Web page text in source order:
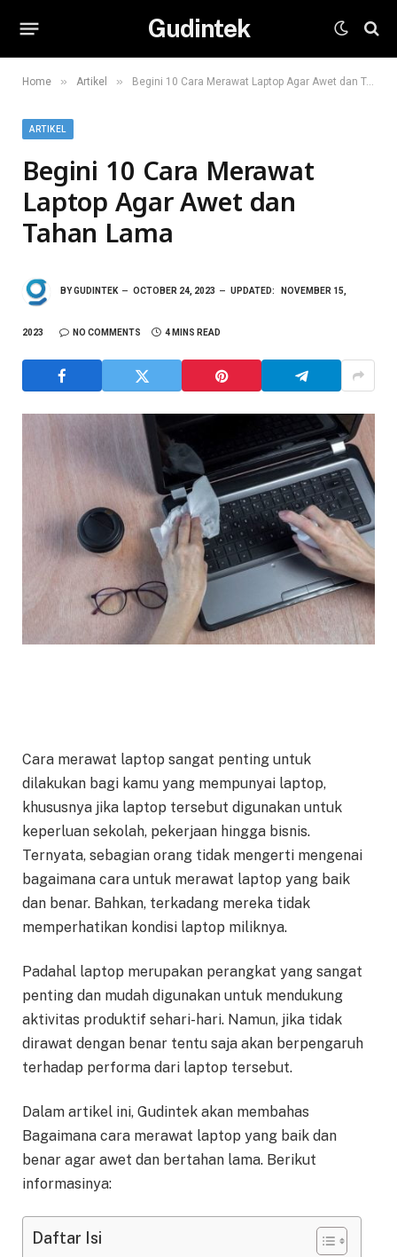
Gudintek
Home » Artikel » Begini 10 Cara Merawat Laptop Agar Awet dan Tahan Lama
ARTIKEL
Begini 10 Cara Merawat
Laptop Agar Awet dan
Tahan Lama
BYGUDINTEK OCTOBER 24, 2023 UPDATED: NOVEMBER 15,
2023 NO COMMENTS 4 MINS READ
Cara merawat laptop sangat penting untuk
dilakukan bagi kamu yang mempunyai laptop,
khususnya jika laptop tersebut digunakan untuk
keperluan sekolah, pekerjaan hingga bisnis.
Ternyata, sebagian orang tidak mengerti mengenai
bagaimana cara untuk merawat laptop yang baik
dan benar. Bahkan, terkadang mereka tidak
memperhatikan kondisi laptop miliknya.
Padahal laptop merupakan perangkat yang sangat
penting dan mudah digunakan untuk mendukung
aktivitas produktif sehari-hari. Namun, jika tidak
dirawat dengan benar tentu saja akan berpengaruh
terhadap performa dari laptop tersebut.
Dalam artikel ini, Gudintek akan membahas
Bagaimana cara merawat laptop yang baik dan
benar agar awet dan bertahan lama. Berikut
informasinya:
Daftar Isi